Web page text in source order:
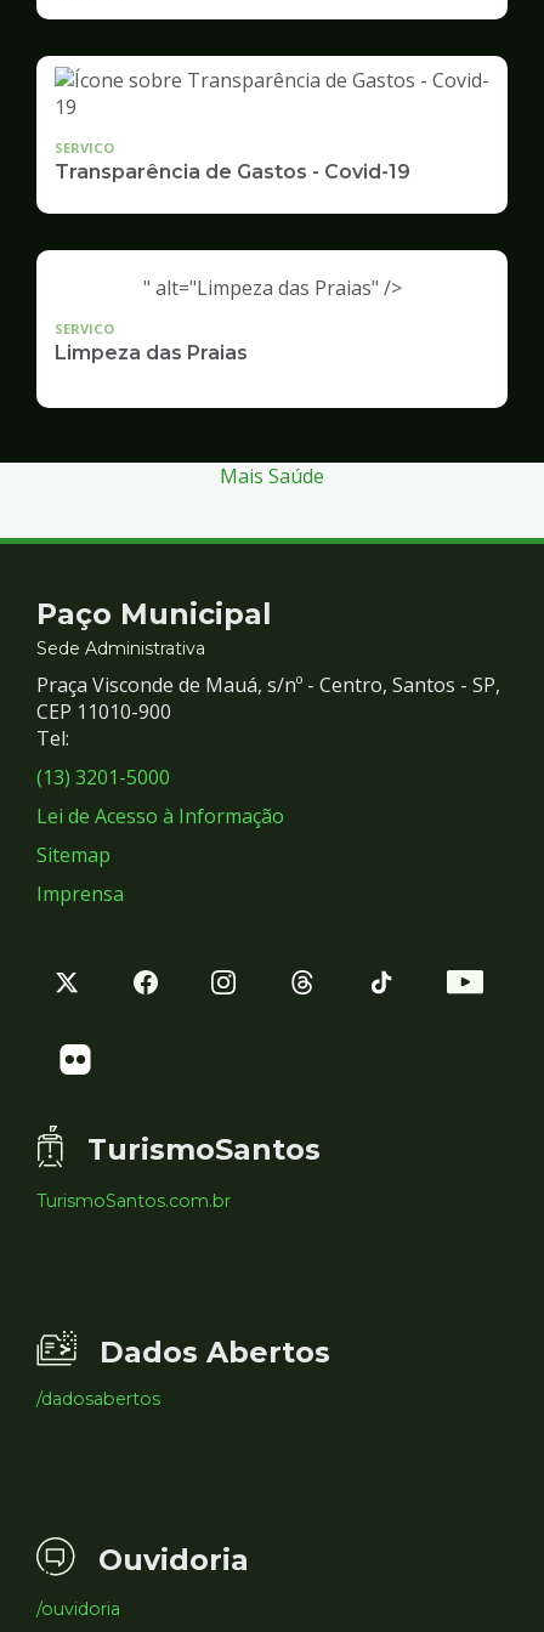
Infraestrutura
Serviços
Públicos
SERVICO
Transparência de Gastos - Covid-19
" alt="Limpeza das Praias" />
SERVICO
Limpeza das Praias
Mais Saúde
Contato
e
Redes
Sociais
Paço Municipal
Sede Administrativa
Praça Visconde de Mauá, s/nº - Centro, Santos - SP,
CEP 11010-900
Tel:
(13) 3201-5000
Lei de Acesso à Informação
Sitemap
Imprensa
TurismoSantos
TurismoSantos.com.br
Dados Abertos
/dadosabertos
Ouvidoria
/ouvidoria